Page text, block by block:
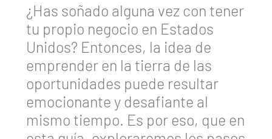
¿Has soñado alguna vez con tener
tu propio negocio en Estados
Unidos? Entonces, la idea de
emprender en la tierra de las
oportunidades puede resultar
emocionante y desafiante al
mismo tiempo. Es por eso, que en